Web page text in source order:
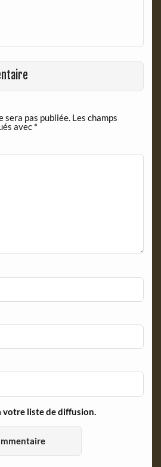
sera pas publiée. Les champs
avec *
votre liste de diffusion.